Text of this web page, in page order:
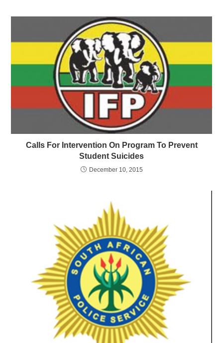
Calls For Intervention On Program To Prevent
Student Suicides
December 10, 2015